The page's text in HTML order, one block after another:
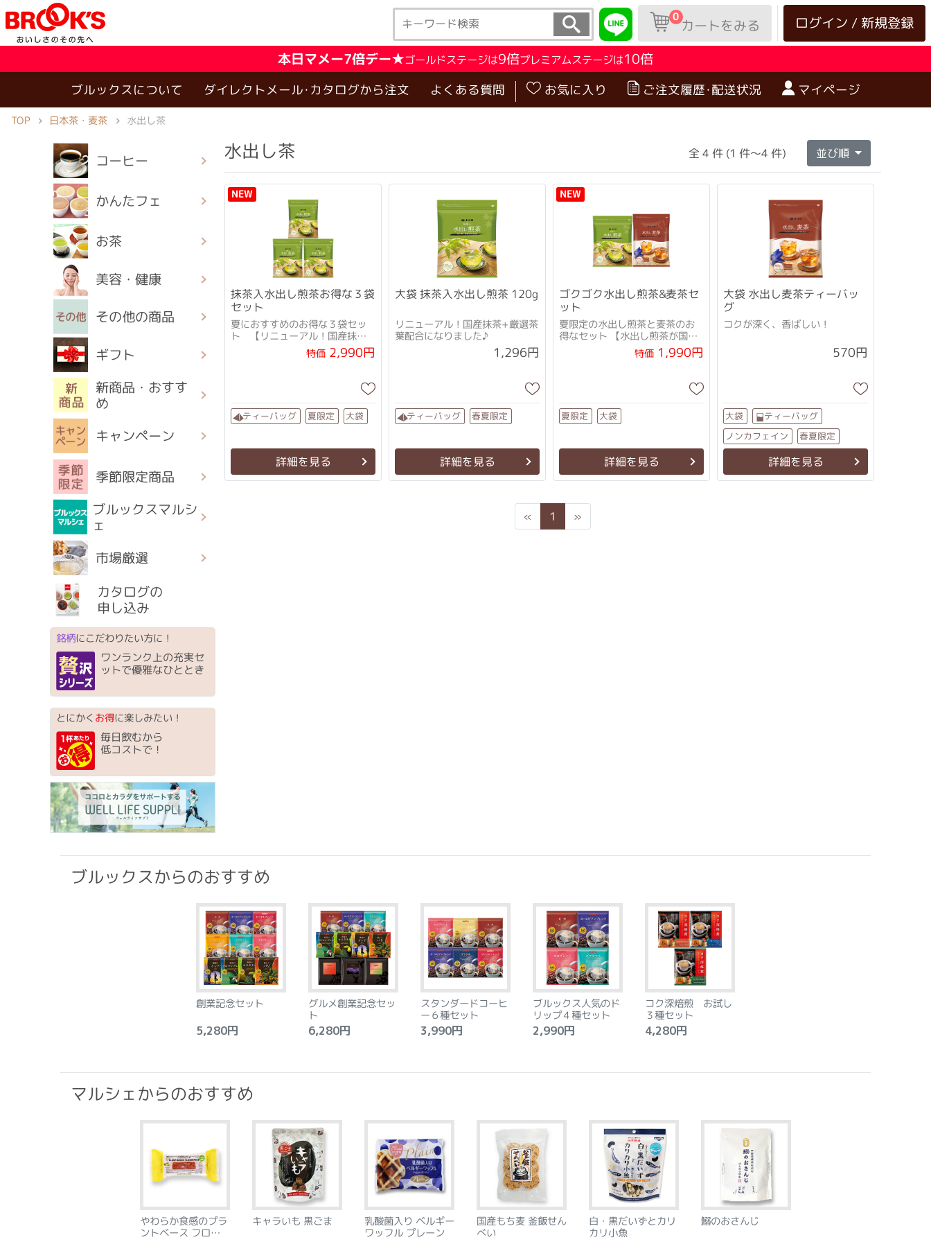
ログイン / 新規登録
0カートをみる
本日マメー7倍デー★ゴールドステージは9倍プレミアムステージは10倍
ブルックスについて ダイレクトメール･カタログから注文 よくある質問 お気に入り ご注文履歴･配送状況 マイページ
TOP 日本茶・麦茶 水出し茶
コーヒー
かんたフェ
お茶
美容・健康
その他の商品
ギフト
新商品・おすす
め
キャンペーン
季節限定商品
ブルックスマルシ
ェ
市場厳選
カタログの
申し込み
銘柄にこだわりたい方に！
ワンランク上の充実セ
ットで優雅なひととき
とにかくお得に楽しみたい！
毎日飲むから
低コストで！
水出し茶 全 4 件 (1 件～4 件) 並び順
NEW
抹茶入水出し煎茶お得な３袋
セット
夏におすすめのお得な３袋セッ
ト 【リニューアル！国産抹茶
+厳選茶葉配合になりました♪】
特価 2,990円
ティーバッグ 夏限定 大袋
詳細を見る
大袋 抹茶入水出し煎茶 120g
リニューアル！国産抹茶+厳選茶
葉配合になりました♪
1,296円
ティーバッグ 春夏限定
詳細を見る
NEW
ゴクゴク水出し煎茶&麦茶セ
ット
夏限定の水出し煎茶と麦茶のお
得なセット 【水出し煎茶が国産
抹茶+厳選茶葉配合にリニューア
特価 1,990円
夏限定 大袋
詳細を見る
大袋 水出し麦茶ティーバッ
グ
コクが深く、香ばしい！
570円
大袋 ティーバッグ
ノンカフェイン 春夏限定
詳細を見る
« Previous
1 »Next
ブルックスからのおすすめ
創業記念セット
5,280円
グルメ創業記念セッ
ト
6,280円
スタンダードコーヒ
ー６種セット
3,990円
ブルックス人気のド
リップ４種セット
2,990円
コク深焙煎 お試し
３種セット
4,280円
マルシェからのおすすめ
やわらか食感のプラ
ントベース フロラン
キャラいも 黒ごま 乳酸菌入り ベルギー
ワッフル プレーン
国産もち麦 釜飯せん
べい
白・黒だいずとカリ
カリ小魚
鰯のおさんじ